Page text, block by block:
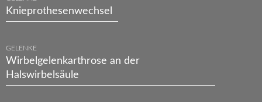
Knieprothesenwechsel
GELENKE
Wirbelgelenkarthrose an der
Halswirbelsäule